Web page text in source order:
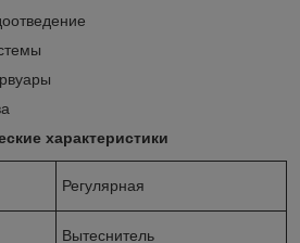
характеристики
Регулярная
Вытеснитель